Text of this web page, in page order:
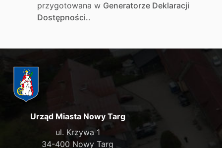
przygotowana w Generatorze Deklaracji
Dostępności..
Urząd Miasta Nowy Targ
ul. Krzywa 1
34-400 Nowy Targ